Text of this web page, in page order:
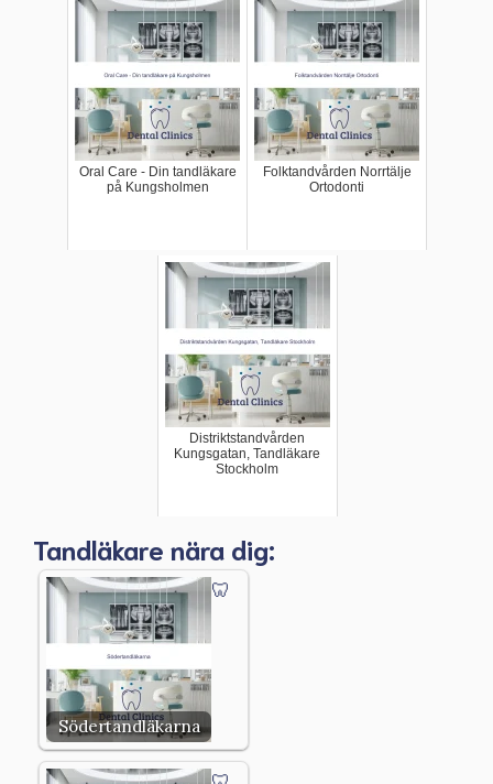
Oral Care - Din tandläkare
på Kungsholmen
Folktandvården Norrtälje
Ortodonti
Distriktstandvården
Kungsgatan, Tandläkare
Stockholm
Tandläkare nära dig:
Södertandläkarna